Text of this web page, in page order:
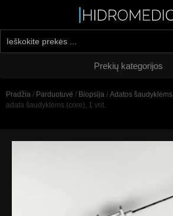
Prekių kategorijos
Pradžia / Parduotuvė / Biopsija / Adatos šaudyklėms
adata šaudyklėms (core), 1 vnt.